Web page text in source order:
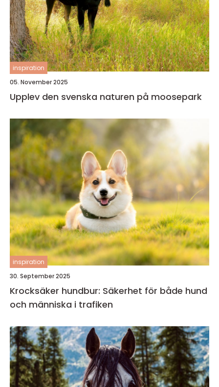
inspiration
05. November 2025
Upplev den svenska naturen på moosepark
inspiration
30. September 2025
Krocksäker hundbur: Säkerhet för både hund
och människa i trafiken